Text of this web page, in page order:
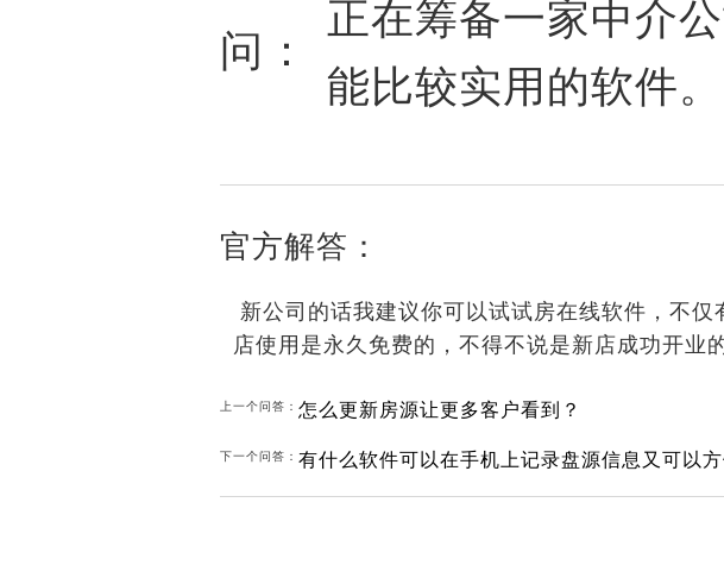
问：
正在筹备一家中介
能比较实用的软件。
官方解答：
新公司的话我建议你可以试试房在线软件，不
店使用是永久免费的，不得不说是新店成功开业的
上一个问答： 怎么更新房源让更多客户看到？
下一个问答： 有什么软件可以在手机上记录盘源信息又可以